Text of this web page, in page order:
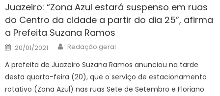
Juazeiro: “Zona Azul estará suspenso em ruas
do Centro da cidade a partir do dia 25”, afirma
a Prefeita Suzana Ramos
Posted
on
20/01/2021 Author
Redação geral
A prefeita de Juazeiro Suzana Ramos anunciou na tarde
desta quarta-feira (20), que o serviço de estacionamento
rotativo (Zona Azul) nas ruas Sete de Setembro e Floriano